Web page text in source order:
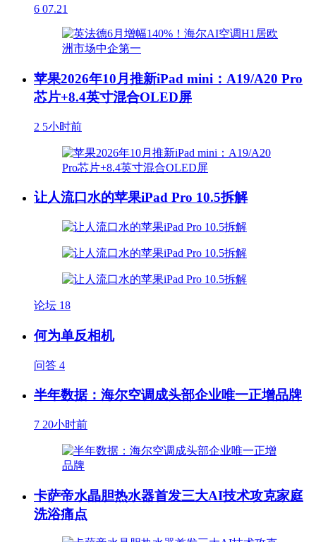
6 07.21
苹果2026年10月推新iPad mini：A19/A20 Pro
芯片+8.4英寸混合OLED屏
2 5小时前
让人流口水的苹果iPad Pro 10.5拆解
论坛 18
何为单反相机
问答 4
半年数据：海尔空调成头部企业唯一正增品牌
7 20小时前
卡萨帝水晶胆热水器首发三大AI技术攻克家庭
洗浴痛点